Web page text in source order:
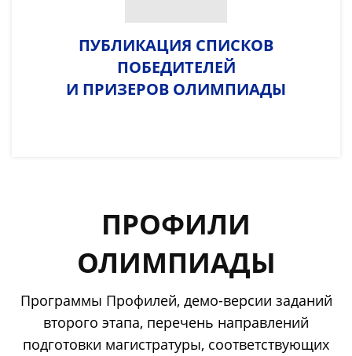
ПУБЛИКАЦИЯ СПИСКОВ
ПОБЕДИТЕЛЕЙ
И ПРИЗЕРОВ ОЛИМПИАДЫ
ПРОФИЛИ
ОЛИМПИАДЫ
Программы Профилей, демо-версии заданий
второго этапа, перечень направлений
подготовки магистратуры, соответствующих